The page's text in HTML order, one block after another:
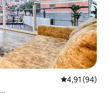
4,91 de uma
4,91 (94)